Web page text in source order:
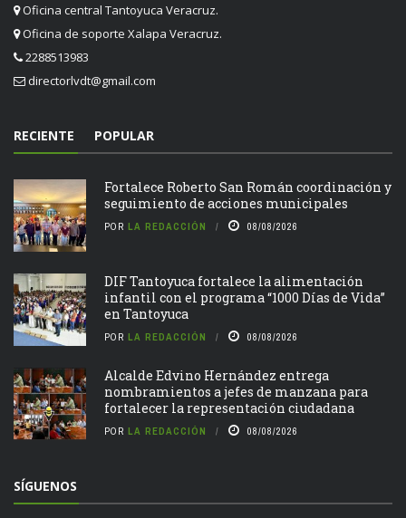
Oficina central Tantoyuca Veracruz.
Oficina de soporte Xalapa Veracruz.
2288513983
directorlvdt@gmail.com
RECIENTE POPULAR
Fortalece Roberto San Román coordinación y
seguimiento de acciones municipales
POR LA REDACCIÓN 08/08/2026
DIF Tantoyuca fortalece la alimentación
infantil con el programa “1000 Días de Vida”
en Tantoyuca
POR LA REDACCIÓN 08/08/2026
Alcalde Edvino Hernández entrega
nombramientos a jefes de manzana para
fortalecer la representación ciudadana
POR LA REDACCIÓN 08/08/2026
SÍGUENOS